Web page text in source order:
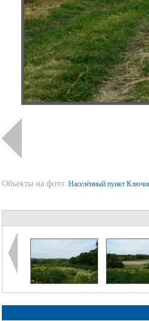
Объекты на фото: Населённый пункт